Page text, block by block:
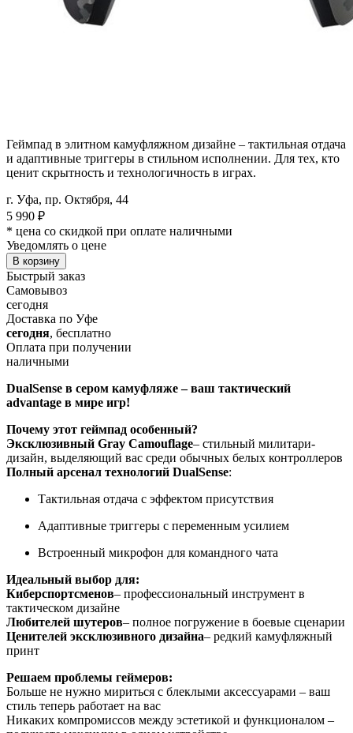
Геймпад в элитном камуфляжном дизайне – тактильная отдача
и адаптивные триггеры в стильном исполнении. Для тех, кто
ценит скрытность и технологичность в играх.
г. Уфа, пр. Октября, 44
5 990 ₽
* цена со скидкой при оплате наличными
Уведомлять о цене
В корзину
Быстрый заказ
Самовывоз
сегодня
Доставка по Уфе
сегодня, бесплатно
Оплата при получении
наличными
DualSense в сером камуфляже – ваш тактический
advantage в мире игр!
Почему этот геймпад особенный?
Эксклюзивный Gray Camouflage– стильный милитари-
дизайн, выделяющий вас среди обычных белых контроллеров
Полный арсенал технологий DualSense:
Тактильная отдача с эффектом присутствия
Адаптивные триггеры с переменным усилием
Встроенный микрофон для командного чата
Идеальный выбор для:
Киберспортсменов– профессиональный инструмент в
тактическом дизайне
Любителей шутеров– полное погружение в боевые сценарии
Ценителей эксклюзивного дизайна– редкий камуфляжный
принт
Решаем проблемы геймеров:
Больше не нужно мириться с блеклыми аксессуарами – ваш
стиль теперь работает на вас
Никаких компромиссов между эстетикой и функционалом –